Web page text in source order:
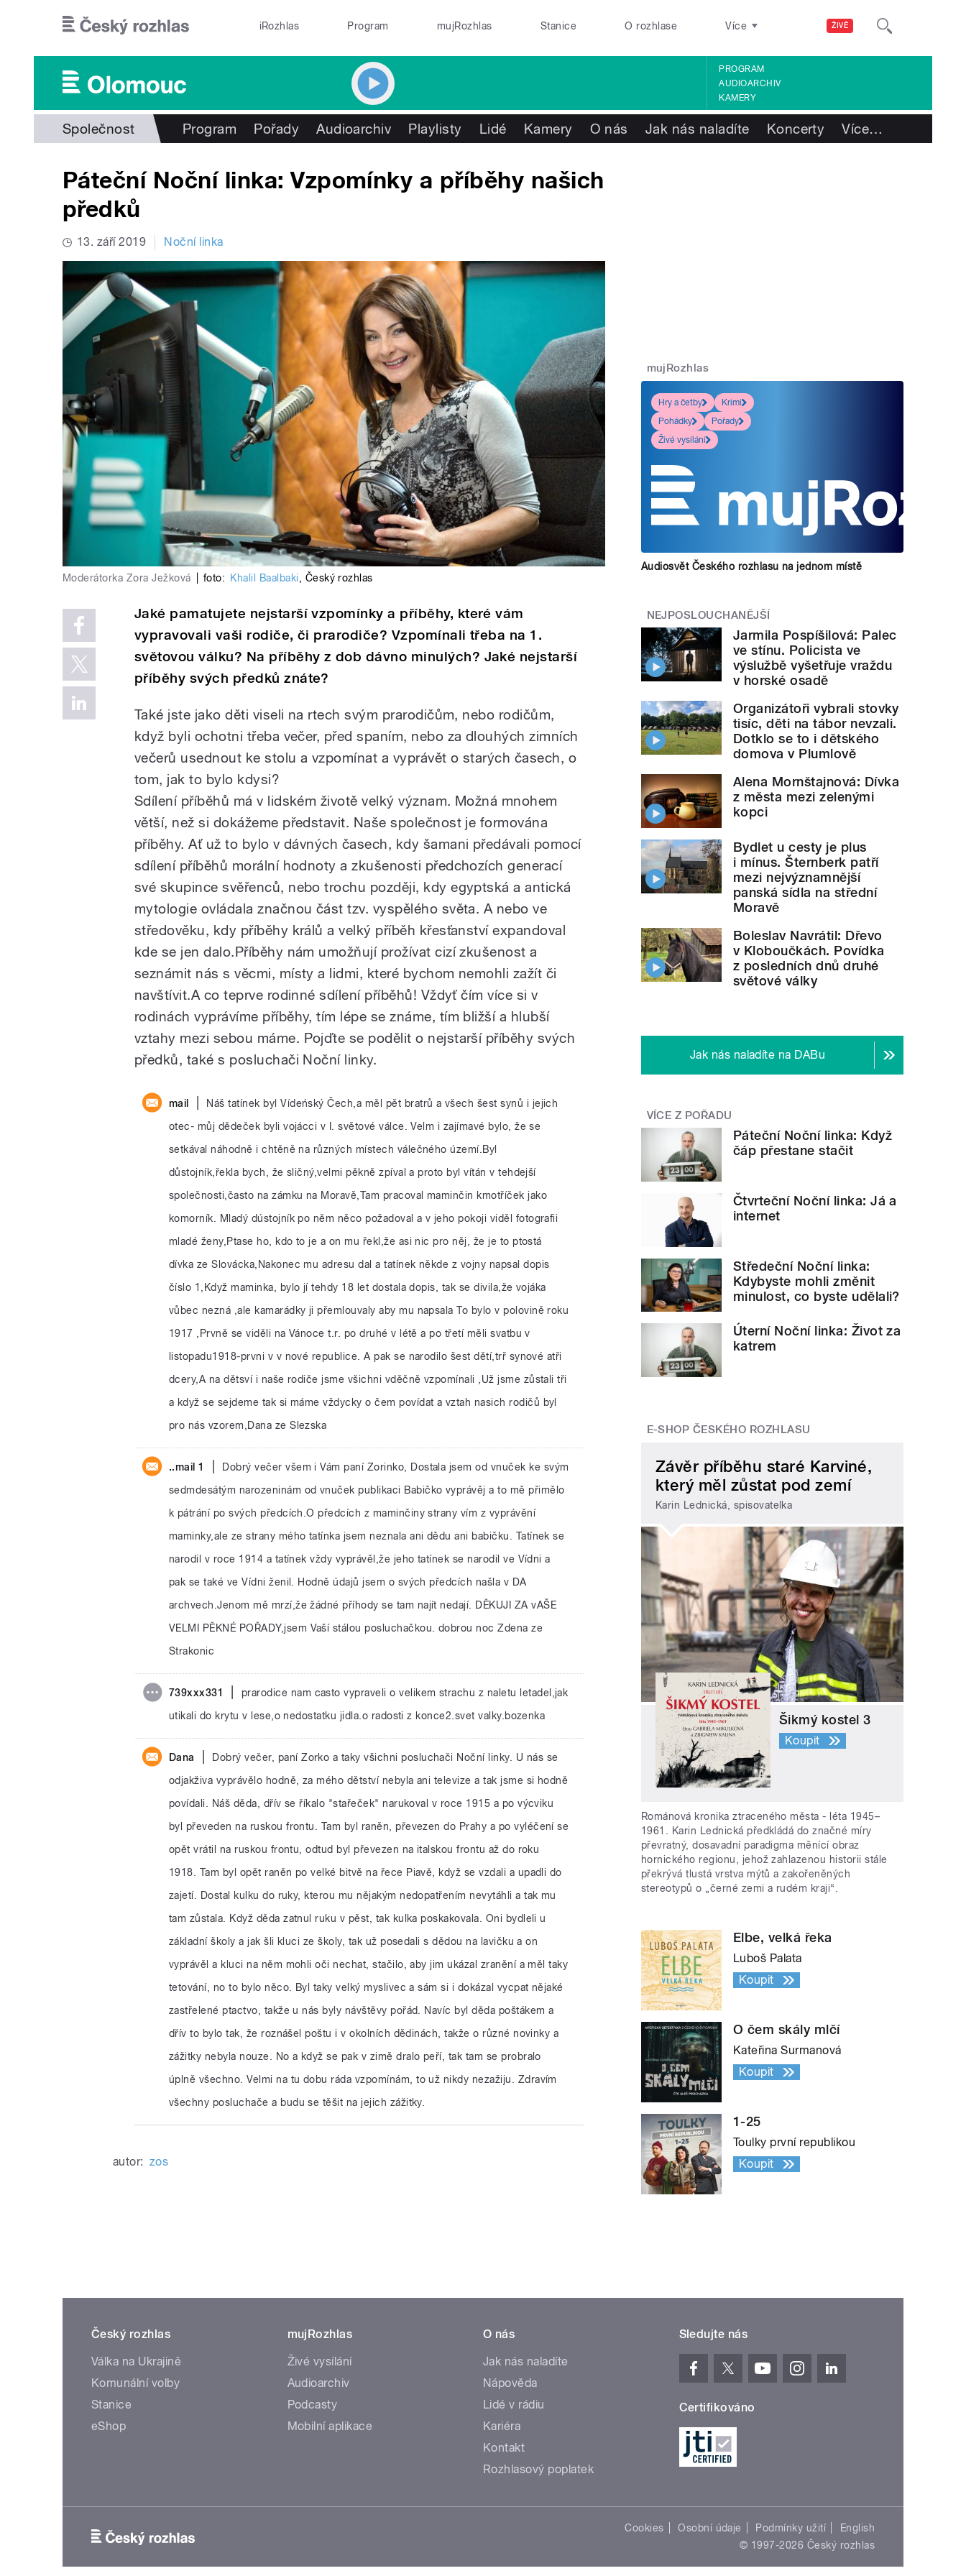
ŽIVĚ
iRozhlas Program mujRozhlas Stanice O rozhlase Více
PROGRAM
AUDIOARCHIV
KAMERY
Společnost Program Pořady Audioarchiv Playlisty Lidé Kamery O nás Jak nás naladíte Koncerty Více…
Páteční Noční linka: Vzpomínky a příběhy našich
předků
13. září 2019 Noční linka
Moderátorka Zora Ježková foto: Khalil Baalbaki, Český rozhlas
Jaké pamatujete nejstarší vzpomínky a příběhy, které vám
vypravovali vaši rodiče, či prarodiče? Vzpomínali třeba na 1.
světovou válku? Na příběhy z dob dávno minulých? Jaké nejstarší
příběhy svých předků znáte?
Také jste jako děti viseli na rtech svým prarodičům, nebo rodičům,
když byli ochotni třeba večer, před spaním, nebo za dlouhých zimních
večerů usednout ke stolu a vzpomínat a vyprávět o starých časech, o
tom, jak to bylo kdysi?
Sdílení příběhů má v lidském životě velký význam. Možná mnohem
větší, než si dokážeme představit. Naše společnost je formována
příběhy. Ať už to bylo v dávných časech, kdy šamani předávali pomocí
sdílení příběhů morální hodnoty a zkušenosti předchozích generací
své skupince svěřenců, nebo trochu později, kdy egyptská a antická
mytologie ovládala značnou část tzv. vyspělého světa. A nebo ve
středověku, kdy příběhy králů a velký příběh křesťanství expandoval
kde se jen dalo.Příběhy nám umožňují prožívat cizí zkušenost a
seznámit nás s věcmi, místy a lidmi, které bychom nemohli zažít či
navštívit.A co teprve rodinné sdílení příběhů! Vždyť čím více si v
rodinách vyprávíme příběhy, tím lépe se známe, tím bližší a hlubší
vztahy mezi sebou máme. Pojďte se podělit o nejstarší příběhy svých
předků, také s posluchači Noční linky.
mail
Náš tatínek byl Vídeńský Čech,a měl pět bratrů a všech šest synů i jejich
otec- můj dědeček byli vojácci v I. světové válce. Velm i zajímavé bylo, že se
setkával náhodně i chtěně na různých místech válečného území.Byl
důstojník,řekla bych, že sličný,velmi pěkně zpíval a proto byl vítán v tehdejší
společnosti,často na zámku na Moravě,Tam pracoval maminčin kmotříček jako
komorník. Mladý dústojník po něm něco požadoval a v jeho pokoji viděl fotografii
mladé ženy,Ptase ho, kdo to je a on mu řekl,že asi nic pro něj, že je to ptostá
dívka ze Slovácka,Nakonec mu adresu dal a tatínek někde z vojny napsal dopis
číslo 1,Když maminka, bylo jí tehdy 18 let dostala dopis, tak se divila,že vojáka
vůbec nezná ,ale kamarádky ji přemlouvaly aby mu napsala To bylo v polovině roku
1917 ,Prvně se viděli na Vánoce t.r. po druhé v létě a po třetí měli svatbu v
listopadu1918-prvni v v nové republice. A pak se narodilo šest dětí,trř synové atři
dcery,A na dětsví i naše rodiče jsme všichni vděčně vzpomínali ,Už jsme zůstali tři
a když se sejdeme tak si máme vždycky o čem povídat a vztah nasich rodičů byl
pro nás vzorem,Dana ze Slezska
..mail 1
Dobrý večer všem i Vám paní Zorinko, Dostala jsem od vnuček ke svým
sedmdesátým narozeninám od vnuček publikaci Babičko vyprávěj a to mě přimělo
k pátrání po svých předcích.O předcích z maminčiny strany vím z vyprávění
maminky,ale ze strany mého tatínka jsem neznala ani dědu ani babičku. Tatínek se
narodil v roce 1914 a tatínek vždy vyprávěl,že jeho tatínek se narodil ve Vídni a
pak se také ve Vídni ženil. Hodně údajů jsem o svých předcích našla v DA
archvech.Jenom mě mrzí,že žádné příhody se tam najít nedají. DĚKUJI ZA vAŠE
VELMI PĚKNÉ POŘADY,jsem Vaší stálou posluchačkou. dobrou noc Zdena ze
Strakonic
739xxx331
prarodice nam casto vypraveli o velikem strachu z naletu letadel,jak
utikali do krytu v lese,o nedostatku jidla.o radosti z konce2.svet valky.bozenka
Dana
Dobrý večer, paní Zorko a taky všichni posluchači Noční linky. U nás se
odjakživa vyprávělo hodně, za mého dětství nebyla ani televize a tak jsme si hodně
povídali. Náš děda, dřív se říkalo "stařeček" narukoval v roce 1915 a po výcviku
byl převeden na ruskou frontu. Tam byl raněn, převezen do Prahy a po vyléčení se
opět vrátil na ruskou frontu, odtud byl převezen na italskou frontu až do roku
1918. Tam byl opět raněn po velké bitvě na řece Piavě, když se vzdali a upadli do
zajetí. Dostal kulku do ruky, kterou mu nějakým nedopatřením nevytáhli a tak mu
tam zůstala. Když děda zatnul ruku v pěst, tak kulka poskakovala. Oni bydleli u
základní školy a jak šli kluci ze školy, tak už posedali s dědou na lavičku a on
vyprávěl a kluci na něm mohli oči nechat, stačilo, aby jim ukázal zranění a měl taky
tetování, no to bylo něco. Byl taky velký myslivec a sám si i dokázal vycpat nějaké
zastřelené ptactvo, takže u nás byly návštěvy pořád. Navíc byl děda poštákem a
dřív to bylo tak, že roznášel poštu i v okolních dědinách, takže o různé novinky a
zážitky nebyla nouze. No a když se pak v zimě dralo peří, tak tam se probralo
úplně všechno. Velmi na tu dobu ráda vzpomínám, to už nikdy nezažiju. Zdravím
všechny posluchače a budu se těšit na jejich zážitky.
autor: zos
mujRozhlas
Hry a četby
Krimi
Pohádky
Pořady
Živé vysílání
Audiosvět Českého rozhlasu na jednom místě
NEJPOSLOUCHANĚJŠÍ
Jarmila Pospíšilová: Palec
ve stínu. Policista ve
výslužbě vyšetřuje vraždu
v horské osadě
Organizátoři vybrali stovky
tisíc, děti na tábor nevzali.
Dotklo se to i dětského
domova v Plumlově
Alena Mornštajnová: Dívka
z města mezi zelenými
kopci
Bydlet u cesty je plus
i mínus. Šternberk patří
mezi nejvýznamnější
panská sídla na střední
Moravě
Boleslav Navrátil: Dřevo
v Kloboučkách. Povídka
z posledních dnů druhé
světové války
Jak nás naladíte na DABu
VÍCE Z POŘADU
Páteční Noční linka: Když
čáp přestane stačit
Čtvrteční Noční linka: Já a
internet
Středeční Noční linka:
Kdybyste mohli změnit
minulost, co byste udělali?
Úterní Noční linka: Život za
katrem
E-SHOP ČESKÉHO ROZHLASU
Závěr příběhu staré Karviné,
který měl zůstat pod zemí
Karin Lednická, spisovatelka
Šikmý kostel 3
Koupit
Románová kronika ztraceného města - léta 1945–
1961. Karin Lednická předkládá do značné míry
převratný, dosavadní paradigma měnící obraz
hornického regionu, jehož zahlazenou historii stále
překrývá tlustá vrstva mýtů a zakořeněných
stereotypů o „černé zemi a rudém kraji“.
Elbe, velká řeka
Luboš Palata
Koupit
O čem skály mlčí
Kateřina Surmanová
Koupit
1-25
Toulky první republikou
Koupit
Český rozhlas
Válka na Ukrajině
Komunální volby
Stanice
eShop
mujRozhlas
Živé vysílání
Audioarchiv
Podcasty
Mobilní aplikace
O nás
Jak nás naladíte
Nápověda
Lidé v rádiu
Kariéra
Kontakt
Rozhlasový poplatek
Sledujte nás
Certifikováno
Cookies Osobní údaje Podmínky užití
English
© 1997-2026 Český rozhlas